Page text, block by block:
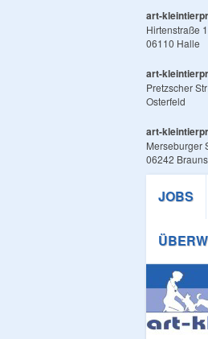
art-
Hirtenstraße
06110 Halle
art-
Pretzscher
Osterfeld
art-
Merseburger
06242
JOBS